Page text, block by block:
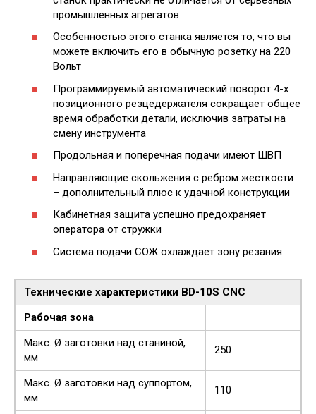
промышленных агрегатов
Особенностью этого станка является то, что вы
можете включить его в обычную розетку на 220
Вольт
Программируемый автоматический поворот 4-х
позиционного резцедержателя сокращает общее
время обработки детали, исключив затраты на
смену инструмента
Продольная и поперечная подачи имеют ШВП
Направляющие скольжения с ребром жесткости
– дополнительный плюс к удачной конструкции
Кабинетная защита успешно предохраняет
оператора от стружки
Система подачи СОЖ охлаждает зону резания
Технические характеристики BD-10S CNC
Рабочая зона
Макс. Ø заготовки над станиной,
мм
250
Макс. Ø заготовки над суппортом,
мм
110